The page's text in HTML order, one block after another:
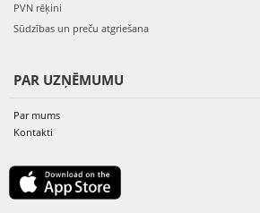
PVN rēķini
Sūdzības un preču atgriešana
PAR UZŅĒMUMU
Par mums
Kontakti